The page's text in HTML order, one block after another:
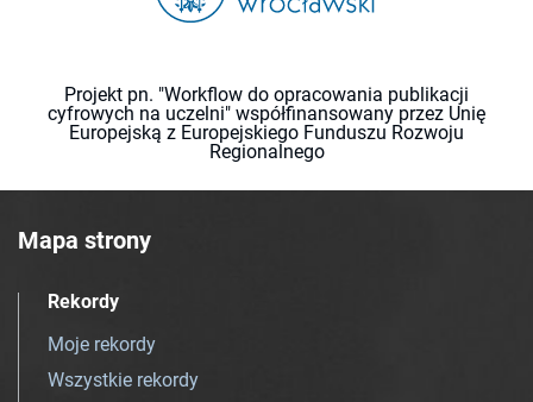
Projekt pn. "Workflow do opracowania publikacji
cyfrowych na uczelni" współfinansowany przez Unię
Europejską z Europejskiego Funduszu Rozwoju
Regionalnego
Mapa strony
Rekordy
Moje rekordy
Wszystkie rekordy